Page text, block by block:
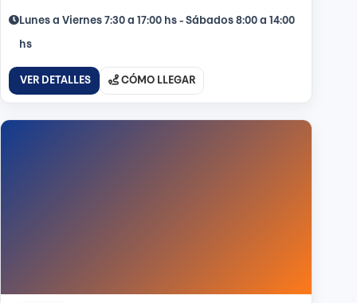
Lunes a Viernes 7:30 a 17:00 hs - Sábados 8:00 a 14:00
hs
VER DETALLES CÓMO LLEGAR